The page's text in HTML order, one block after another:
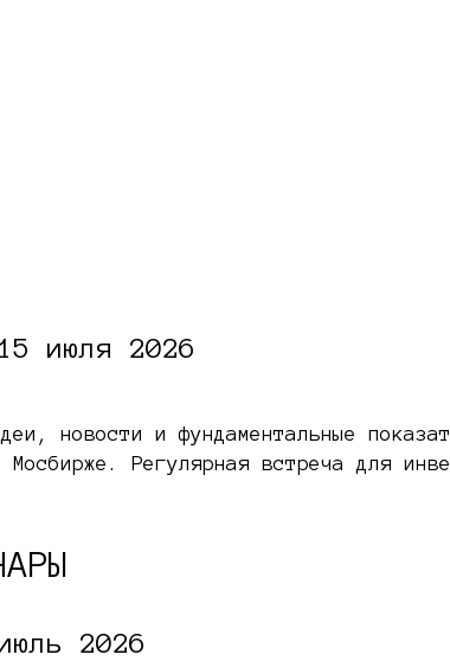
июля 2026
новости и фундаментальные
Регулярная встреча для
2026